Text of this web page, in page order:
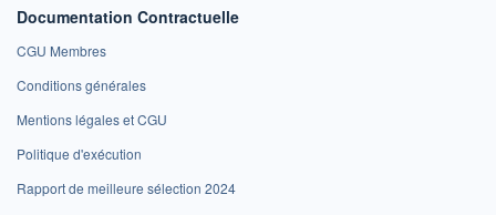
Documentation Contractuelle
CGU Membres
Conditions générales
Mentions légales et CGU
Politique d'exécution
Rapport de meilleure sélection 2024